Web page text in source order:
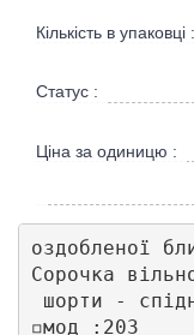
Кількість в упаковці :
Статус :
Ціна за одиницю :
оздобленої
Сорочка
шорти -
◽️мод :203